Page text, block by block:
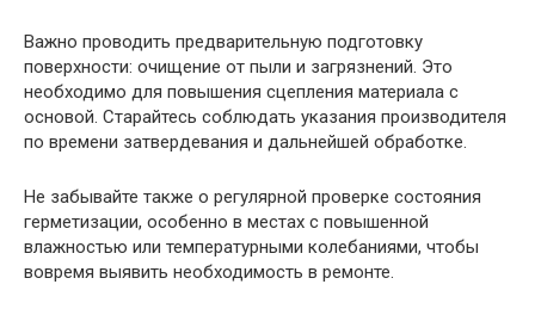
Важно проводить предварительную подготовку
поверхности: очищение от пыли и загрязнений. Это
необходимо для повышения сцепления материала с
основой. Старайтесь соблюдать указания производителя
по времени затвердевания и дальнейшей обработке.
Не забывайте также о регулярной проверке состояния
герметизации, особенно в местах с повышенной
влажностью или температурными колебаниями, чтобы
вовремя выявить необходимость в ремонте.